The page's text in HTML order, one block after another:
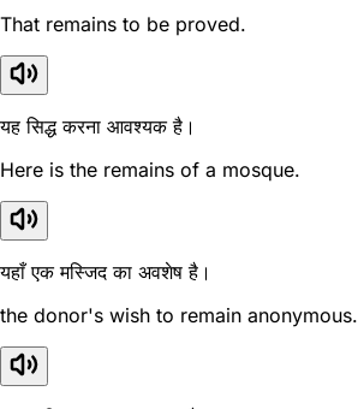
That remains to be proved.
यह सिद्ध करना आवश्यक है।
Here is the remains of a mosque.
यहाँ एक मस्जिद का अवशेष है।
the donor's wish to remain anonymous.